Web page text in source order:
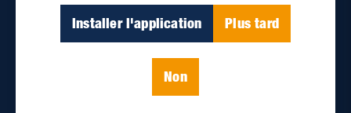
Installer l'application Plus tard
Non